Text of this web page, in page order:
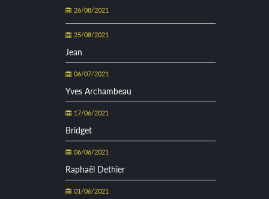
26/08/2021
25/08/2021
Jean
06/07/2021
Yves Archambeau
17/06/2021
Bridget
06/06/2021
Raphaël Dethier
01/06/2021